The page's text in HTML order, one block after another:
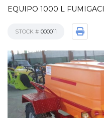
EQUIPO 1000 L
STOCK # 000011